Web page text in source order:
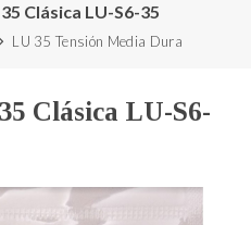
Clásica LU-S6-35
LU 35 Tensión Media Dura
Clásica LU-S6-